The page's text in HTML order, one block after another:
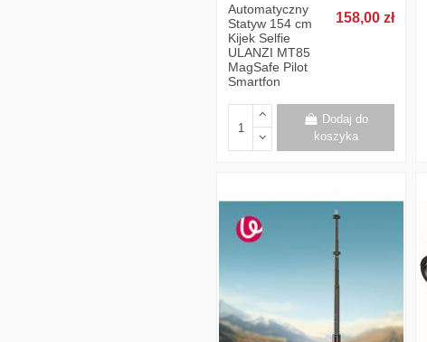
Automatyczny
Statyw 154 cm
Kijek Selfie
ULANZI MT85
MagSafe Pilot
Smartfon
158,00 zł
Dodaj do
koszyka